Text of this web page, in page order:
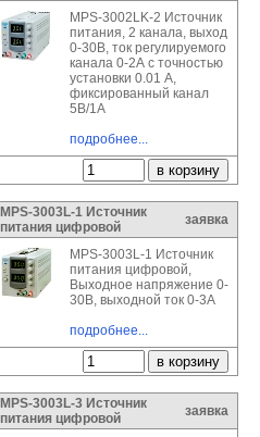
MPS-3002LK-2 Источник
питания, 2 канала, выход
0-30В, ток регулируемого
канала 0-2А с точностью
установки 0.01 А,
фиксированный канал
5В/1А
подробнее...
MPS-3003L-1 Источник
питания цифровой
заявка
MPS-3003L-1 Источник
питания цифровой,
Выходное напряжение 0-
30В, выходной ток 0-3A
подробнее...
MPS-3003L-3 Источник
питания цифровой
заявка